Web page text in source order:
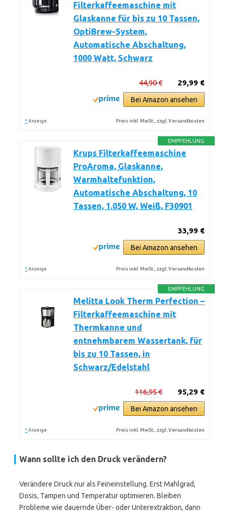
Filterkaffeemaschine mit
Glaskanne für bis zu 10 Tassen,
OptiBrew-System,
Automatische Abschaltung,
1000 Watt, Schwarz
29,99 €
44,90 €
Bei Amazon ansehen
* Anzeige Preis inkl. MwSt., zzgl. Versandkosten
EMPFEHLUNG
Krups Filterkaffeemaschine
ProAroma, Glaskanne,
Warmhaltefunktion,
Automatische Abschaltung, 10
Tassen, 1.050 W, Weiß, F30901
33,99 €
Bei Amazon ansehen
* Anzeige Preis inkl. MwSt., zzgl. Versandkosten
EMPFEHLUNG
Melitta Look Therm Perfection –
Filterkaffeemaschine mit
Thermkanne und
entnehmbarem Wassertank, für
bis zu 10 Tassen, in
Schwarz/Edelstahl
95,29 €
116,95 €
Bei Amazon ansehen
* Anzeige Preis inkl. MwSt., zzgl. Versandkosten
Wann sollte ich den Druck verändern?
Verändere Druck nur als Feineinstellung. Erst Mahlgrad,
Dosis, Tampen und Temperatur optimieren. Bleiben
Probleme wie dauernde Über- oder Unterextraktion, dann